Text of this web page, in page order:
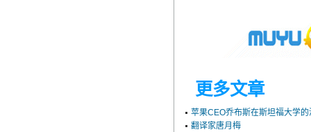
更多文章
苹果CEO乔布斯在斯坦福大学的
翻译家唐月梅